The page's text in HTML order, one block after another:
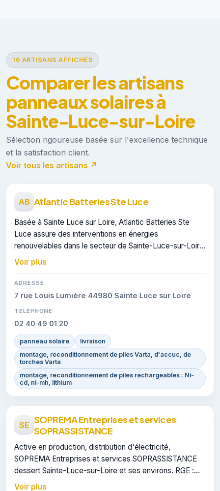
16 ARTISANS AFFICHÉS
Comparer les artisans
panneaux solaires à
Sainte-Luce-sur-Loire
Sélection rigoureuse basée sur l'excellence technique
et la satisfaction client.
Voir tous les artisans ↗
AB Atlantic Batteries Ste Luce
Basée à Sainte Luce sur Loire, Atlantic Batteries Ste
Luce assure des interventions en énergies
renouvelables dans le secteur de Sainte-Luce-sur-Loire.
L'entreprise dispose de la certification RGE.
Voir plus
ADRESSE
7 rue Louis Lumière 44980 Sainte Luce sur Loire
TÉLÉPHONE
02 40 49 01 20
panneau solaire
livraison
montage, reconditionnement de piles Varta, d'accuc, de
torches Varta
montage, reconditionnement de piles rechargeables : Ni-
cd, ni-mh, lithium
SE SOPREMA Entreprises et services
SOPRASSISTANCE
Active en production, distribution d'électricité,
SOPREMA Entreprises et services SOPRASSISTANCE
dessert Sainte-Luce-sur-Loire et ses environs. RGE :
cette certification atteste du savoir-faire de l'entreprise.
Voir plus